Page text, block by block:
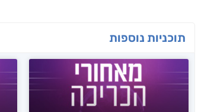
תוכניות נוספות